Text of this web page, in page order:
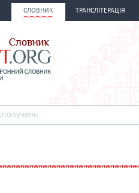
СЛОВНИК ТРАНСЛІТЕРАЦІЯ